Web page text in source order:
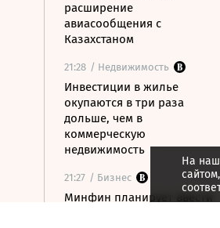
расширение
авиасообщения с
Казахстаном
21:28 / Недвижимость
Инвестиции в жилье
окупаются в три раза
дольше, чем в
коммерческую
недвижимость
21:27 / Бизнес
Минфин планирует ввести
На